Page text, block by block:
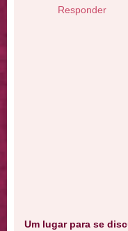
Responder
Um lugar para se